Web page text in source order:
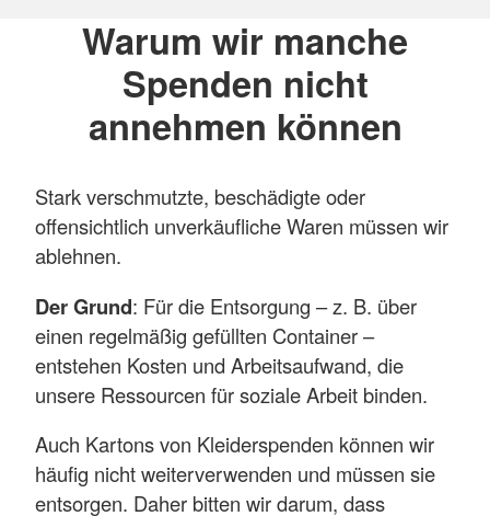
Warum wir manche
Spenden nicht
annehmen können
Stark verschmutzte, beschädigte oder
offensichtlich unverkäufliche Waren müssen wir
ablehnen.
Der Grund: Für die Entsorgung – z. B. über
einen regelmäßig gefüllten Container –
entstehen Kosten und Arbeitsaufwand, die
unsere Ressourcen für soziale Arbeit binden.
Auch Kartons von Kleiderspenden können wir
häufig nicht weiterverwenden und müssen sie
entsorgen. Daher bitten wir darum, dass